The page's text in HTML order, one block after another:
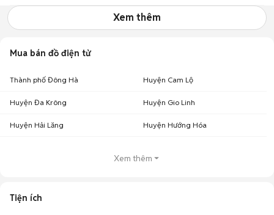
Xem thêm
Mua bán đồ điện tử
Thành phố Đông Hà Huyện Cam Lộ
Huyện Đa Krông Huyện Gio Linh
Huyện Hải Lăng Huyện Hướng Hóa
Xem thêm
Tiện ích